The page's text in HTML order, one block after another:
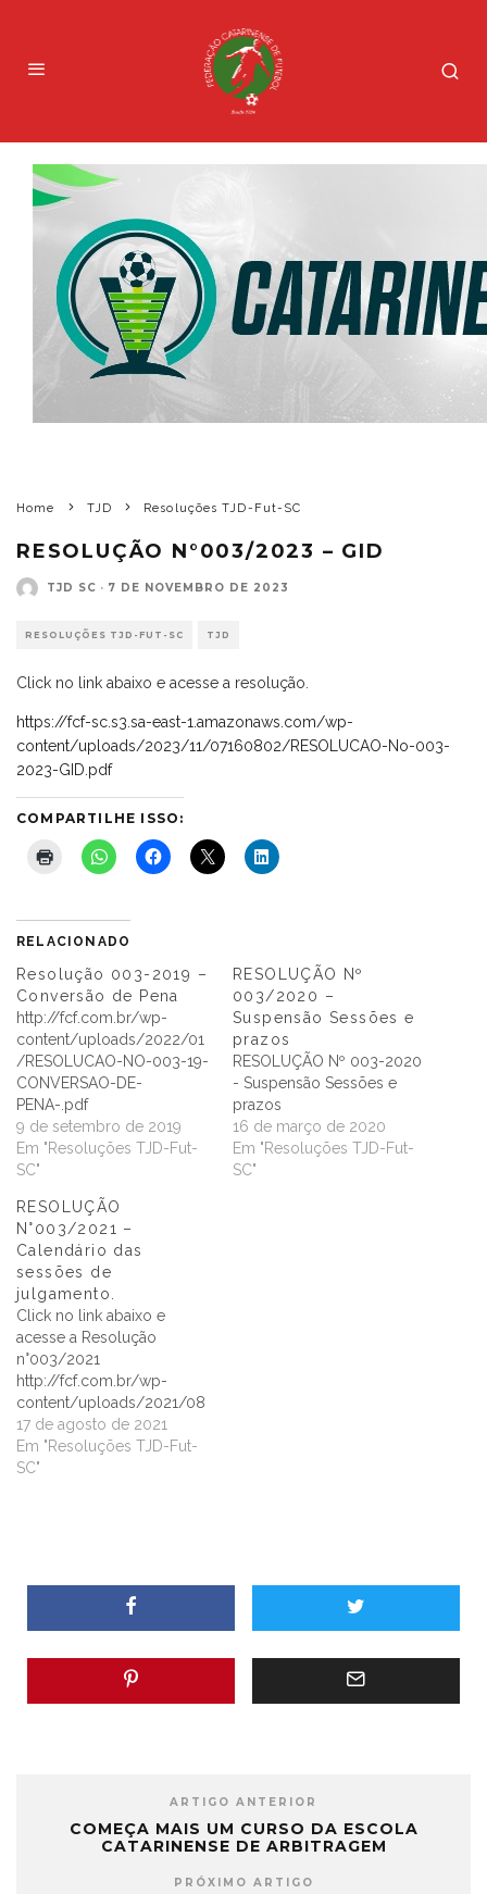
Home TJD Resoluções TJD-Fut-SC
RESOLUÇÃO N°003/2023 – GID
TJD SC · 7 DE NOVEMBRO DE 2023
RESOLUÇÕES TJD-FUT-SC TJD
Click no link abaixo e acesse a resolução.
https://fcf-sc.s3.sa-east-1.amazonaws.com/wp-
content/uploads/2023/11/07160802/RESOLUCAO-No-003-
2023-GID.pdf
COMPARTILHE ISSO:
RELACIONADO
Resolução 003-2019 –
Conversão de Pena
http://fcf.com.br/wp-
content/uploads/2022/01
/RESOLUCAO-NO-003-19-
CONVERSAO-DE-
PENA-.pdf
9 de setembro de 2019
Em "Resoluções TJD-Fut-
SC"
RESOLUÇÃO Nº
003/2020 –
Suspensão Sessões e
prazos
RESOLUÇÃO Nº 003-2020
- Suspensão Sessões e
prazos
16 de março de 2020
Em "Resoluções TJD-Fut-
SC"
RESOLUÇÃO
N°003/2021 –
Calendário das
sessões de
julgamento.
Click no link abaixo e
acesse a Resolução
n°003/2021
http://fcf.com.br/wp-
content/uploads/2021/08
/RESOLUÇÃO-No-003-
Calendário-Sessoes.pdf
17 de agosto de 2021
Em "Resoluções TJD-Fut-
SC"
ARTIGO ANTERIOR
COMEÇA MAIS UM CURSO DA ESCOLA
CATARINENSE DE ARBITRAGEM
PRÓXIMO ARTIGO